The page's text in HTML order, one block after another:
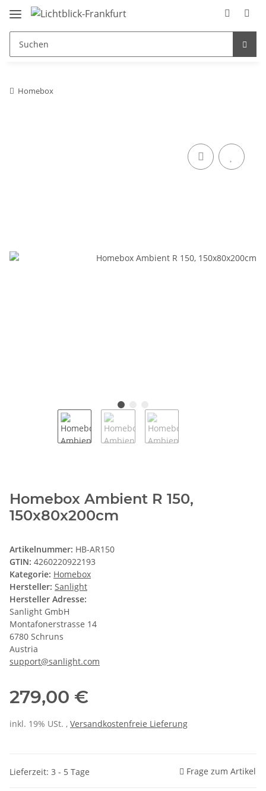
Homebox
Homebox Ambient R 150,
150x80x200cm
Artikelnummer: HB-AR150
GTIN: 4260220922193
Kategorie: Homebox
Hersteller: Sanlight
Hersteller Adresse:
Sanlight GmbH
Montafonerstrasse 14
6780 Schruns
Austria
support@sanlight.com
279,00 €
inkl. 19% USt. , Versandkostenfreie Lieferung
Lieferzeit: 3 - 5 Tage Frage zum Artikel